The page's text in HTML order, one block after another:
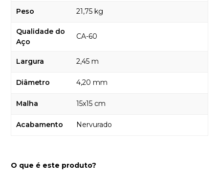
Peso 21,75 kg
Qualidade do
Aço
CA-60
Largura 2,45 m
Diâmetro 4,20 mm
Malha 15x15 cm
Acabamento Nervurado
O que é este produto?